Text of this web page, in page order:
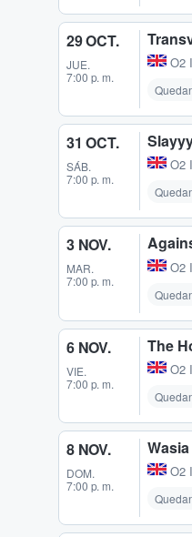
29 OCT.
JUE.
7:00 p. m.
O2
31 OCT.
SÁB.
7:00 p. m.
O2
3 NOV.
MAR.
7:00 p. m.
O2
6 NOV.
VIE.
7:00 p. m.
The
O2
8 NOV.
DOM.
7:00 p. m.
O2